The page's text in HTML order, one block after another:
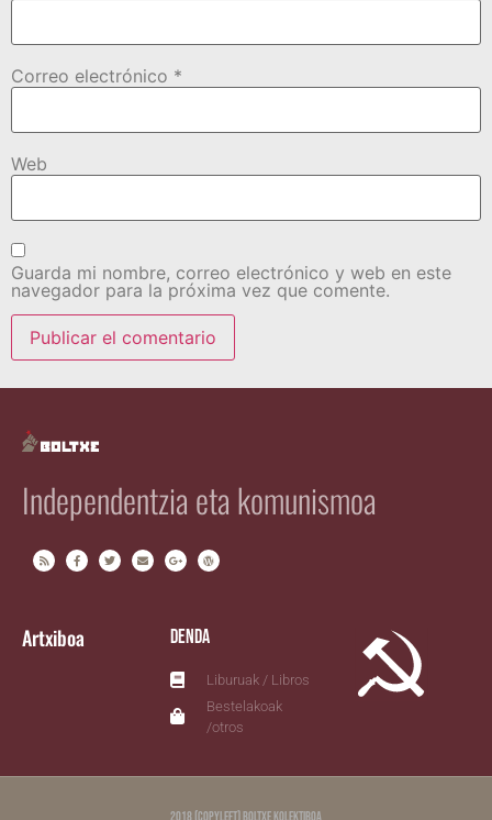
Correo electrónico *
Web
Guarda mi nombre, correo electrónico y web en este
navegador para la próxima vez que comente.
Independentzia eta komunismoa
Artxiboa Denda
Liburuak / Libros
Bestelakoak
/otros